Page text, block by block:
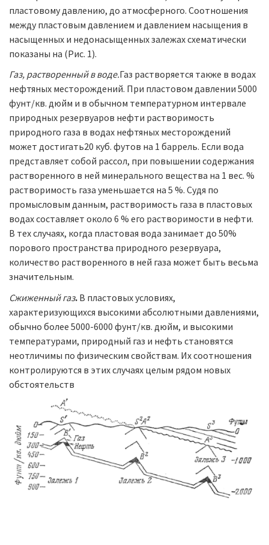
пластовому давлению, до атмосферного. Соотношения
между пластовым давлением и давлением насыщения в
насыщенных и недонасыщенных залежах схематически
показаны на (Рис. 1).
Газ, растворенный в воде.Газ растворяется также в водах
нефтяных месторождений. При пластовом давлении 5000
фунт/кв. дюйм и в обычном температурном интервале
природных резервуаров нефти растворимость
природного газа в водах нефтяных месторождений
может достигать20 куб. футов на 1 баррель. Если вода
представляет собой рассол, при повышении содержания
растворенного в ней минерального вещества на 1 вес. %
растворимость газа уменьшается на 5 %. Судя по
промысловым данным, растворимость газа в пластовых
водах составляет около 6 % его растворимости в нефти.
В тех случаях, когда пластовая вода занимает до 50%
порового пространства природного резервуара,
количество растворенного в ней газа может быть весьма
значительным.
Сжиженный газ. В пластовых условиях,
характеризующихся высокими абсолютными давлениями,
обычно более 5000-6000 фунт/кв. дюйм, и высокими
температурами, природный газ и нефть становятся
неотличимы по физическим свойствам. Их соотношения
контролируются в этих случаях целым рядом новых
обстоятельств